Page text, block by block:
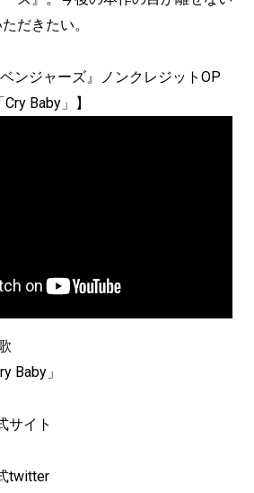
だきたい。
ンジャーズ』ノンクレジットOP
Baby」】
Baby」
サイト
twitter